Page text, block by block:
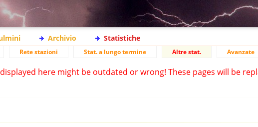
Archivio Statistiche
Rete stazioni Stat. a lungo termine Altre stat. Avanzate
here might be outdated or wrong! These pages will be